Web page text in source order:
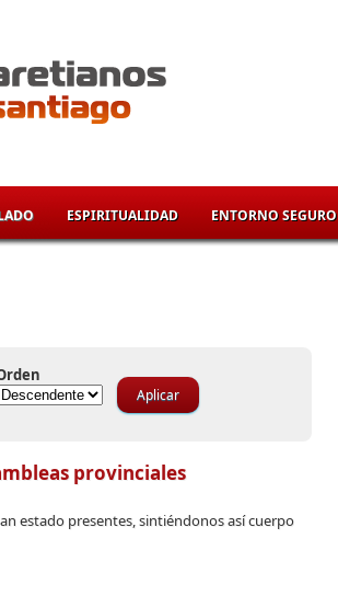
ESPIRITUALIDAD ENTORNO SEGURO
provinciales
estado presentes, sintiéndonos así cuerpo